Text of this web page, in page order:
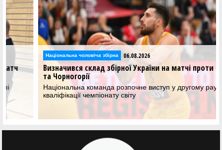
Національна чоловіча збірна 06.08.2026
Визначився склад збірної України на матчі проти Греції
та Чорногорії
Національна команда розпочне виступ у другому раунді
кваліфікації чемпіонату світу